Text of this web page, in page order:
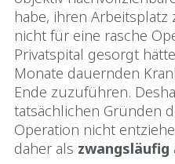
habe, ihren Arbeitsplatz
nicht für eine rasche
Privatspital gesorgt
Monate dauernden
Ende zuzuführen.
tatsächlichen Gründen
Operation nicht
daher als zwangsläufig